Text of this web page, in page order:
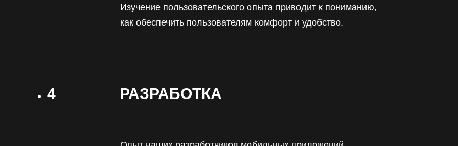
Изучение пользовательского опыта приводит к пониманию,
как обеспечить пользователям комфорт и удобство.
4 РАЗРАБОТКА